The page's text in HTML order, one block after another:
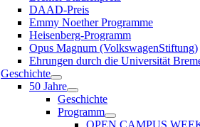
DAAD-Preis
Emmy Noether Programme
Heisenberg-Programm
Opus Magnum (VolkswagenStiftung)
Ehrungen durch die Universität
Geschichte
50 Jahre
Geschichte
Programm
OPEN CAMPUS